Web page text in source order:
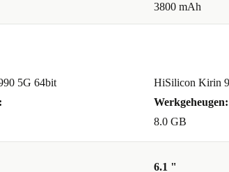
en
3800 mAh
5G 64bit
HiSilicon Kirin
Werkgeheugen:
8.0 GB
6.1 "